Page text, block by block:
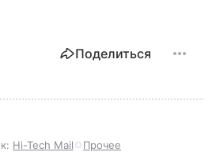
Поделиться
Hi-Tech Mail Прочее